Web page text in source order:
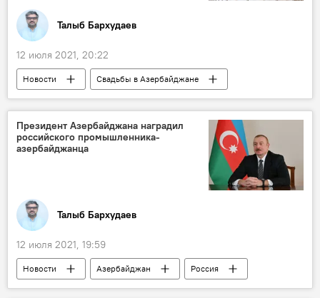
Талыб Бархудаев
12 июля 2021, 20:22
Новости
Свадьбы в Азербайджане
Азербайджан
ЖИЗНЬ
Происшествия
Дома торжеств
Свадьбы
Проверки
Президент Азербайджана наградил
российского промышленника-
азербайджанца
Талыб Бархудаев
12 июля 2021, 19:59
Новости Азербайджан
Россия
Ильхам Алиев
Диплом